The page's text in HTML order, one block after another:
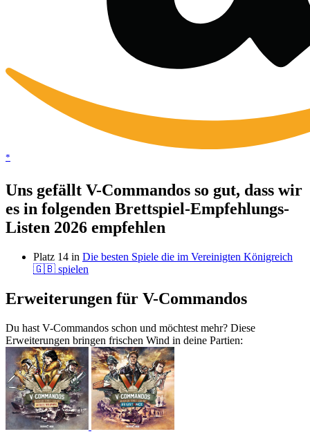
*
Uns gefällt V-Commandos so gut, dass wir
es in folgenden Brettspiel-Empfehlungs-
Listen 2026 empfehlen
Platz 14 in Die besten Spiele die im Vereinigten Königreich
🇬🇧 spielen
Erweiterungen für V-Commandos
Du hast V-Commandos schon und möchtest mehr? Diese
Erweiterungen bringen frischen Wind in deine Partien: